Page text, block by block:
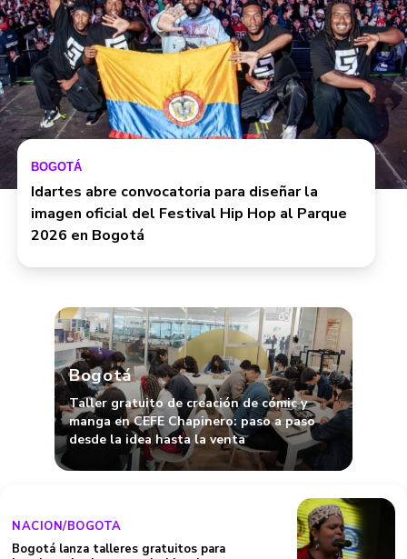
BOGOTÁ
Idartes abre convocatoria para diseñar la
imagen oficial del Festival Hip Hop al Parque
2026 en Bogotá
Bogotá
Taller gratuito de creación de cómic y
manga en CEFE Chapinero: paso a paso
desde la idea hasta la venta
NACION/BOGOTA
Bogotá lanza talleres gratuitos para